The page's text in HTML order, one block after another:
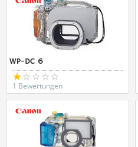
WP-DC 6
1 Bewertungen